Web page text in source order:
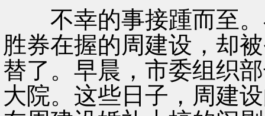
不幸的事接踵而至。
胜券在握的周建设，却
替了。早晨，市委组织
大院。这些日子，周建